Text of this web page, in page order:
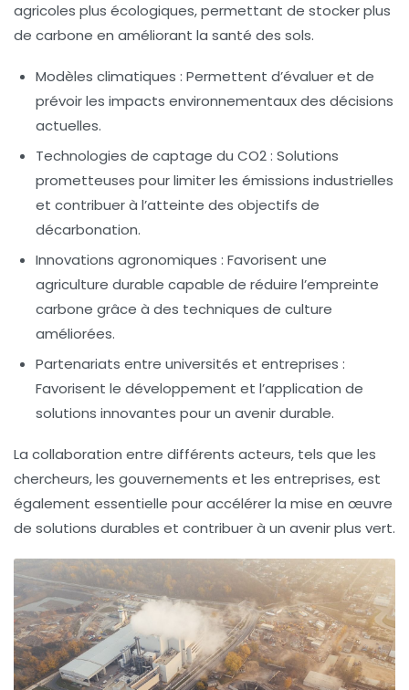
agricoles plus écologiques, permettant de stocker plus
de carbone en améliorant la santé des sols.
Modèles climatiques : Permettent d’évaluer et de
prévoir les impacts environnementaux des décisions
actuelles.
Technologies de captage du CO2: Solutions
prometteuses pour limiter les émissions industrielles
et contribuer à l’atteinte des objectifs de
décarbonation.
Innovations agronomiques : Favorisent une
agriculture durable capable de réduire l’empreinte
carbone grâce à des techniques de culture
améliorées.
Partenariats entre universités et entreprises :
Favorisent le développement et l’application de
solutions innovantes pour un avenir durable.
La collaboration entre différents acteurs, tels que les
chercheurs, les gouvernements et les entreprises, est
également essentielle pour accélérer la mise en œuvre
de solutions durables et contribuer à un avenir plus vert.